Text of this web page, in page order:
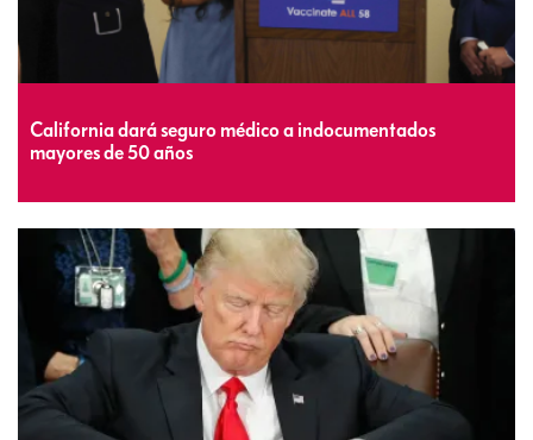
California dará seguro médico a indocumentados
mayores de 50 años